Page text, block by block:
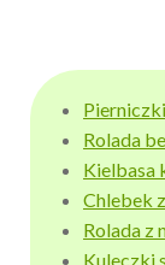
Rolada
Kielbasa
Chlebek
Rolada z
Kuleczki